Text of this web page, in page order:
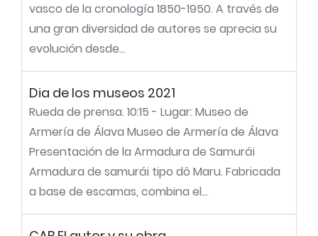
vasco de la cronología 1850-1950. A través de
una gran diversidad de autores se aprecia su
evolución desde...
Dia de los museos 2021
Rueda de prensa. 10:15 - Lugar: Museo de
Armería de Álava Museo de Armería de Álava
Presentación de la Armadura de Samurái
Armadura de samurái tipo dô Maru. Fabricada
a base de escamas, combina el...